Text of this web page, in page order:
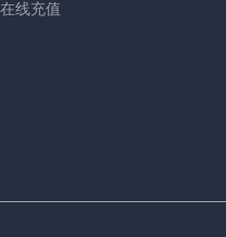
在线充值